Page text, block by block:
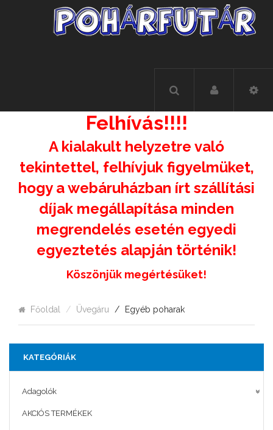
Felhívás!!!!
A kialakult helyzetre való
tekintettel, felhívjuk figyelmüket,
hogy a webáruházban írt szállítási
díjak megállapítása minden
megrendelés esetén egyedi
egyeztetés alapján történik!
Köszönjük megértésüket!
Főoldal Üvegáru Egyéb poharak
KATEGÓRIÁK
Adagolók
AKCIÓS TERMÉKEK